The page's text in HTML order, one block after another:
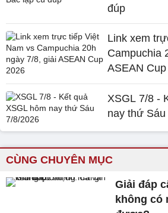
đúp
Link xem
Campuchia
ASEAN
XSGL 7/8 -
nay thứ
CÙNG CHUYÊN MỤC
Giải đáp
không có